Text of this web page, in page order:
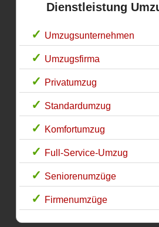
Dienstleistung
Umzugsunternehmen
Umzugsfirma
Privatumzug
Standardumzug
Komfortumzug
Full-Service-Umzug
Seniorenumzüge
Firmenumzüge